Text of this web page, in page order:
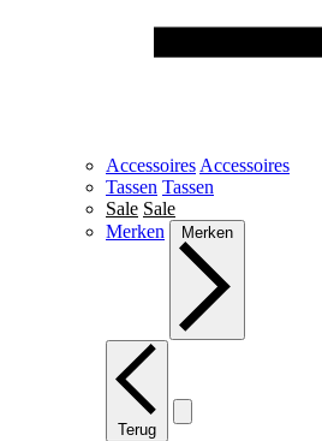
Accessoires Accessoires
Tassen Tassen
Sale Sale
Merken
Merken
Terug